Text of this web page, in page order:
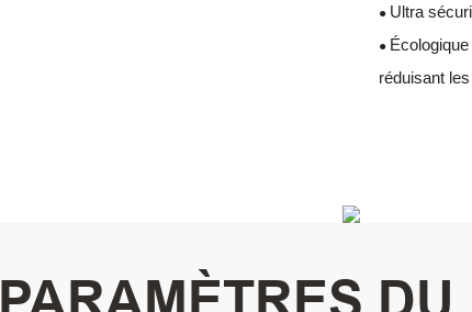
● Ultra
●
réduisant
PARAMÈTRES DU